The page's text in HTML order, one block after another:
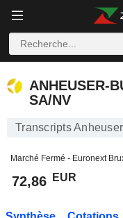
ANHEUSER-
SA/NV
Transcripts
Marché Fermé - Euronext
72,86 EUR